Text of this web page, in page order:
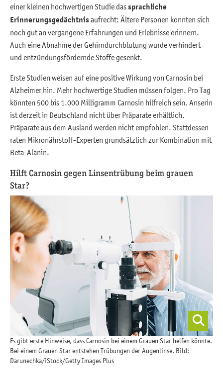
einer kleinen hochwertigen Studie dassprachliche
Erinnerungsgedächtnisaufrecht: Ältere Personen konnten sich
noch gut an vergangene Erfahrungen und Erlebnisse erinnern.
Auch eine Abnahme der Gehirndurchblutung wurde verhindert
und entzündungsfördernde Stoffe gesenkt.
Erste Studien weisen auf eine positive Wirkung von Carnosin bei
Alzheimer hin. Mehr hochwertige Studien müssen folgen. Pro Tag
könnten 500 bis 1.000 Milligramm Carnosin hilfreich sein. Anserin
ist derzeit in Deutschland nicht über Präparate erhältlich.
Präparate aus dem Ausland werden nicht empfohlen. Stattdessen
raten Mikronährstoff-Experten grundsätzlich zur Kombination mit
Beta-Alanin.
Hilft Carnosin gegen Linsentrübung beim grauen
Star?
Es gibt erste Hinweise, dass Carnosin bei einem Grauen Star helfen könnte.
Bei einem Grauen Star entstehen Trübungen der Augenlinse. Bild:
Darunechka/iStock/Getty Images Plus